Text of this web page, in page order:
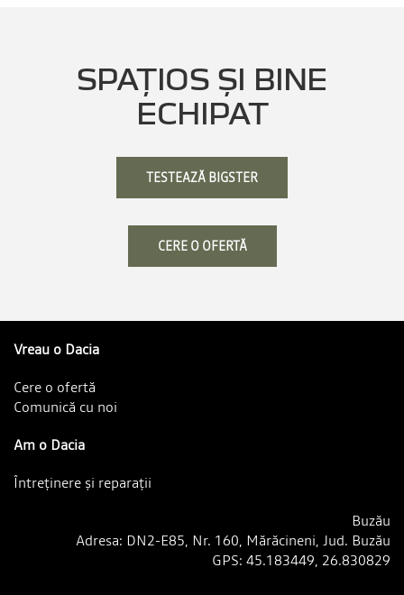
SPAȚIOS ȘI BINE
ECHIPAT
TESTEAZĂ BIGSTER
CERE O OFERTĂ
Vreau o Dacia
Cere o ofertă
Comunică cu noi
Am o Dacia
Întreținere și reparații
Buzău
Adresa: DN2-E85, Nr. 160, Mărăcineni, Jud. Buzău
GPS: 45.183449, 26.830829